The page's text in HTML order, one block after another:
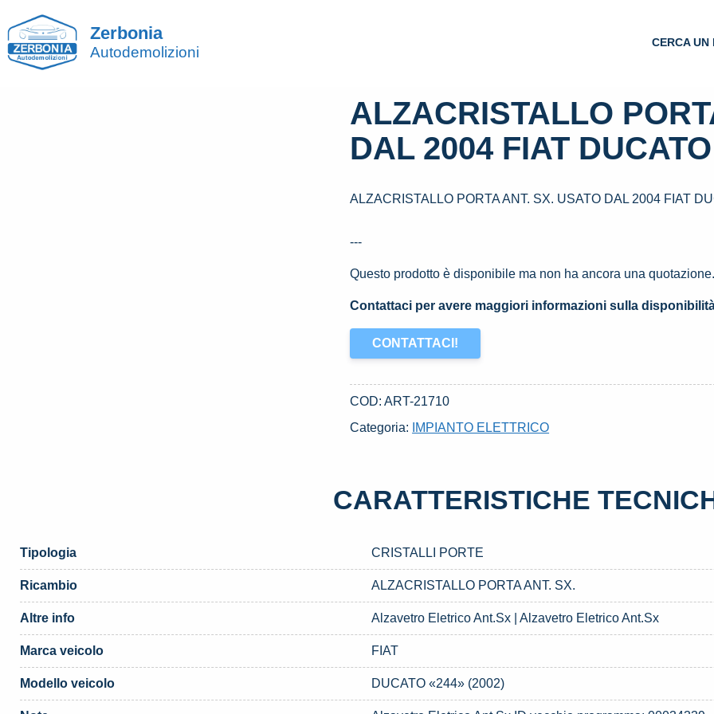
Zerbonia
Autodemolizioni
CERCA UN
ALZACRISTALLO
DAL 2004 FIAT
ALZACRISTALLO PORTA ANT. SX. USATO DAL 2004 FIAT
---
Questo prodotto è disponibile ma non ha ancora una
Contattaci per avere maggiori informazioni sulla
CONTATTACI!
COD:ART-21710
Categoria:
IMPIANTO ELETTRICO
CARATTERISTICHE
Tipologia CRISTALLI PORTE
Ricambio ALZACRISTALLO PORTA ANT. SX.
Altre info Alzavetro Eletrico Ant.Sx | Alzavetro Eletrico Ant.Sx
Marca veicolo FIAT
Modello veicolo DUCATO «244» (2002)